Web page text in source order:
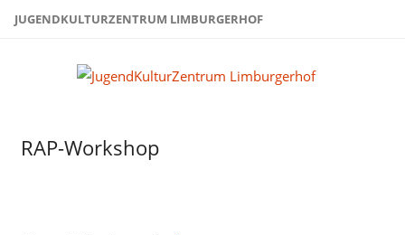
ZumJUGENDKULTURZENTRUM LIMBURGERHOF
RAP-Workshop